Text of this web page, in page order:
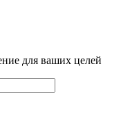
для ваших целей